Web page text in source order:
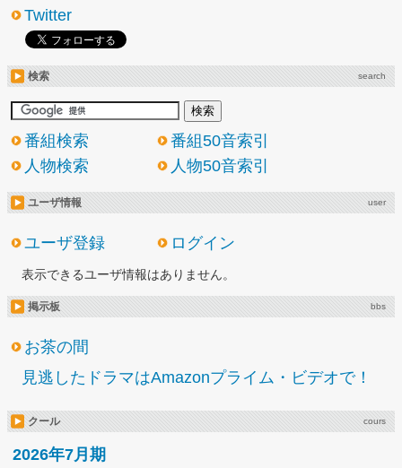
Twitter
検索 search
番組検索
番組50音索引
人物検索
人物50音索引
ユーザ情報 user
ユーザ登録 ログイン
表示できるユーザ情報はありません。
掲示板 bbs
お茶の間
見逃したドラマはAmazonプライム・ビデオで！
クール cours
2026年7月期